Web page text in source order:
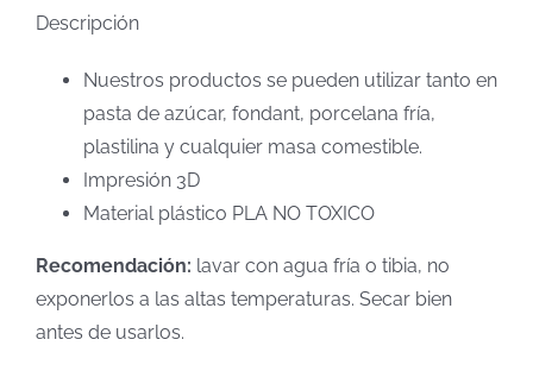
Descripción
Nuestros productos se pueden utilizar tanto en
pasta de azúcar, fondant, porcelana fría,
plastilina y cualquier masa comestible.
Impresión 3D
Material plástico PLA NO TOXICO
Recomendación: lavar con agua fría o tibia, no
exponerlos a las altas temperaturas. Secar bien
antes de usarlos.